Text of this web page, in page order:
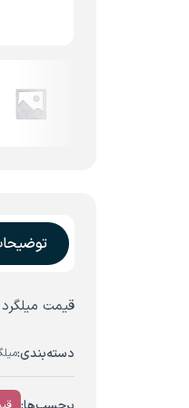
قیمت میلگرد
دسته‌بندی: